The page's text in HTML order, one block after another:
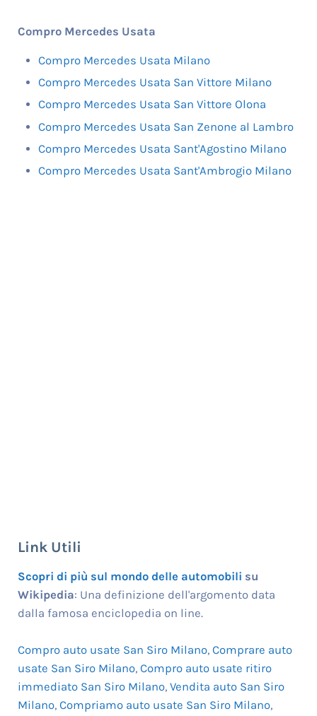
Compro Mercedes Usata
Compro Mercedes Usata Milano
Compro Mercedes Usata San Vittore Milano
Compro Mercedes Usata San Vittore Olona
Compro Mercedes Usata San Zenone al Lambro
Compro Mercedes Usata Sant'Agostino Milano
Compro Mercedes Usata Sant'Ambrogio Milano
Link Utili
Scopri di più sul mondo delle automobili su
Wikipedia: Una definizione dell'argomento data
dalla famosa enciclopedia on line.
Compro auto usate San Siro Milano, Comprare auto
usate San Siro Milano, Compro auto usate ritiro
immediato San Siro Milano, Vendita auto San Siro
Milano, Compriamo auto usate San Siro Milano,